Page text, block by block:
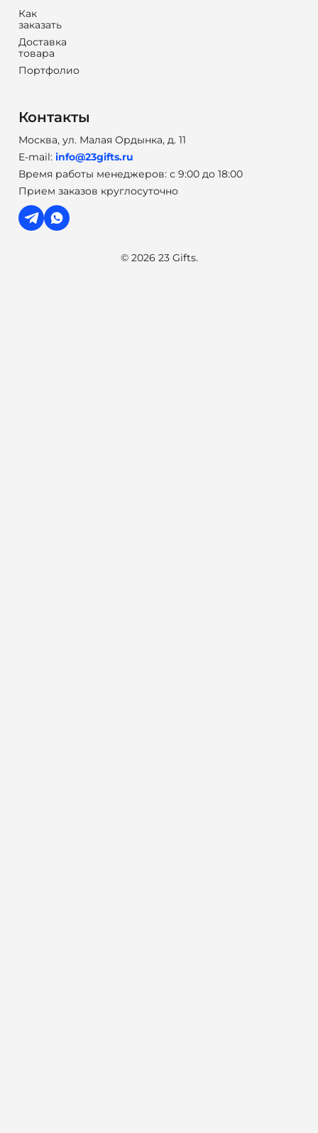
Как
заказать
Доставка
товара
Портфолио
Контакты
Москва, ул. Малая Ордынка, д. 11
E-mail: info@23gifts.ru
Время работы менеджеров: с 9:00 до 18:00
Прием заказов круглосуточно
© 2026 23 Gifts.